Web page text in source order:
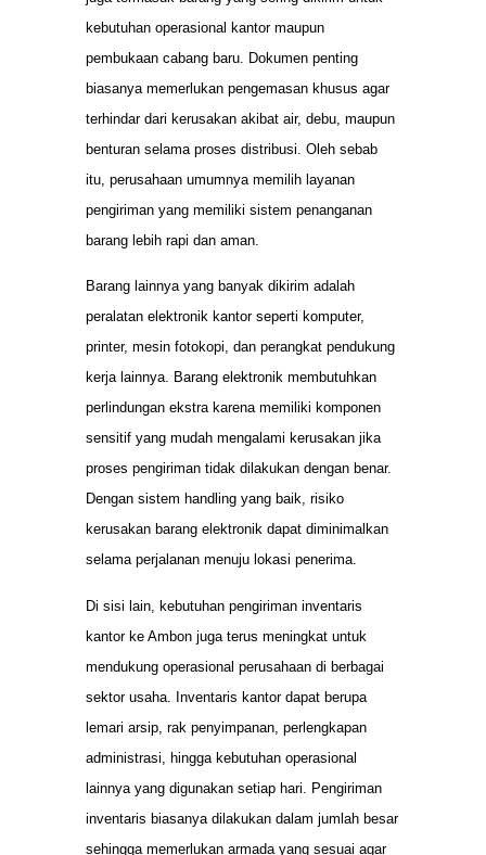
kebutuhan operasional kantor maupun
pembukaan cabang baru. Dokumen penting
biasanya memerlukan pengemasan khusus agar
terhindar dari kerusakan akibat air, debu, maupun
benturan selama proses distribusi. Oleh sebab
itu, perusahaan umumnya memilih layanan
pengiriman yang memiliki sistem penanganan
barang lebih rapi dan aman.
Barang lainnya yang banyak dikirim adalah
peralatan elektronik kantor seperti komputer,
printer, mesin fotokopi, dan perangkat pendukung
kerja lainnya. Barang elektronik membutuhkan
perlindungan ekstra karena memiliki komponen
sensitif yang mudah mengalami kerusakan jika
proses pengiriman tidak dilakukan dengan benar.
Dengan sistem handling yang baik, risiko
kerusakan barang elektronik dapat diminimalkan
selama perjalanan menuju lokasi penerima.
Di sisi lain, kebutuhan pengiriman inventaris
kantor ke Ambon juga terus meningkat untuk
mendukung operasional perusahaan di berbagai
sektor usaha. Inventaris kantor dapat berupa
lemari arsip, rak penyimpanan, perlengkapan
administrasi, hingga kebutuhan operasional
lainnya yang digunakan setiap hari. Pengiriman
inventaris biasanya dilakukan dalam jumlah besar
sehingga memerlukan armada yang sesuai agar